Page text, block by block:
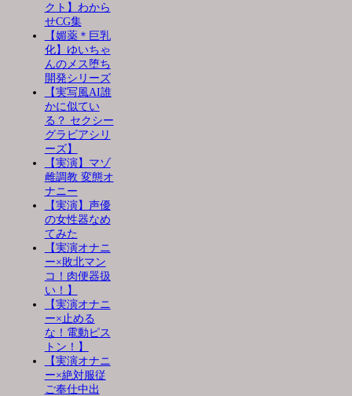
クト】わから
せCG集
【媚薬＊巨乳
化】ゆいちゃ
んのメス堕ち
開発シリーズ
【実写風AI誰
かに似てい
る？ セクシー
グラビアシリ
ーズ】
【実演】マゾ
雌調教 変態オ
ナニー
【実演】声優
の女性器なめ
てみた
【実演オナニ
ー×敗北マン
コ！肉便器扱
い！】
【実演オナニ
ー×止める
な！電動ピス
トン！】
【実演オナニ
ー×絶対服従
ご奉仕中出